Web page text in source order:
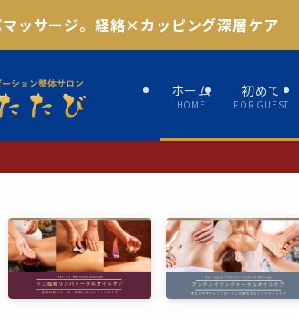
ッサージ。経絡×カッピング深層ケア
ホーム
HOME
初めて
FOR GUEST